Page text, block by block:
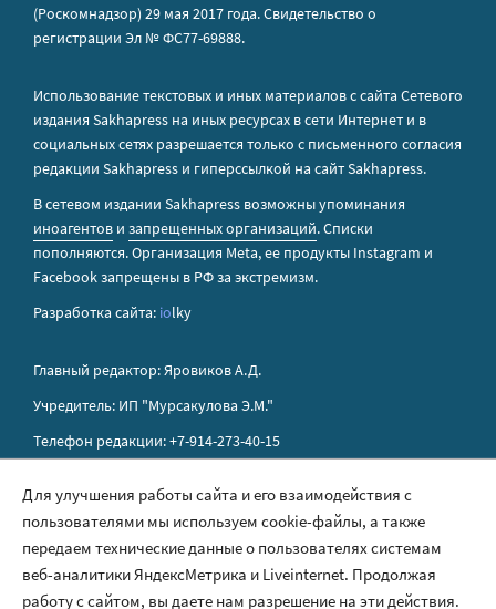
(Роскомнадзор) 29 мая 2017 года. Свидетельство о
регистрации Эл № ФС77-69888.
Использование текстовых и иных материалов с сайта Сетевого
издания Sakhapress на иных ресурсах в сети Интернет и в
социальных сетях разрешается только с письменного согласия
редакции Sakhapress и гиперссылкой на сайт Sakhapress.
В сетевом издании Sakhapress возможны упоминания
иноагентов и запрещенных организаций. Списки
пополняются. Организация Metа, ее продукты Instagram и
Facebook запрещены в РФ за экстремизм.
Разработка сайта: iolky
Главный редактор: Яровиков А.Д.
Учредитель: ИП "Мурсакулова Э.М."
Телефон редакции: +7-914-273-40-15
Правила сайта
Политика обработки персональных данных
Размещение рекламы
Для улучшения работы сайта и его взаимодействия с
пользователями мы используем cookie-файлы, а также
передаем технические данные о пользователях системам
веб-аналитики ЯндексМетрика и Liveinternet. Продолжая
работу с сайтом, вы даете нам разрешение на эти действия.